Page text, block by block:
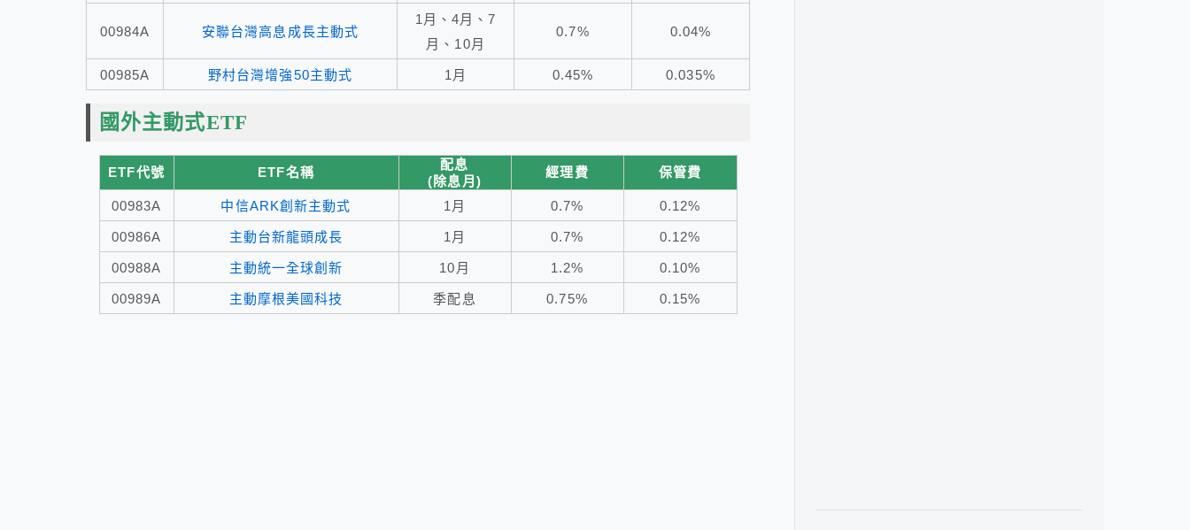
00984A 安聯台灣高息成長主動式
1月、4月、7
月、10月
0.7% 0.04%
00985A 野村台灣增強50主動式 1月 0.45% 0.035%
國外主動式ETF
ETF代號 ETF名稱
配息
(除息月)
經理費 保管費
00983A 中信ARK創新主動式 1月 0.7% 0.12%
00986A 主動台新龍頭成長 1月 0.7% 0.12%
00988A 主動統一全球創新 10月 1.2% 0.10%
00989A 主動摩根美國科技 季配息 0.75% 0.15%